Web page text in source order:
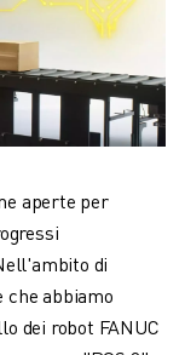
aperte per
di
che abbiamo
dei robot FANUC